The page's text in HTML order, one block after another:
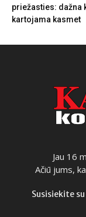
priežasties: dažna
kartojama kasmet
Jau 16
Ačiū jums,
Susisiekite